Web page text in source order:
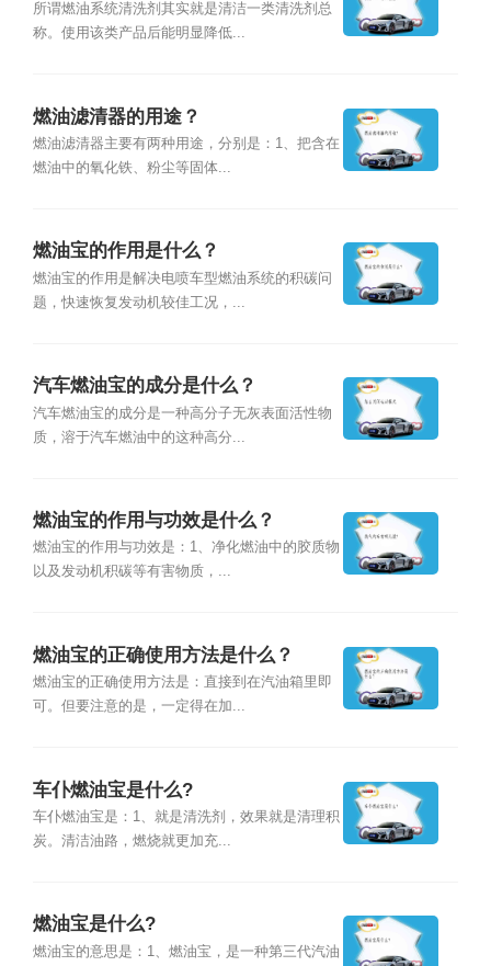
所谓燃油系统清洗剂其实就是清洁一类清洗剂总
称。使用该类产品后能明显降低...
燃油滤清器的用途？
燃油滤清器主要有两种用途，分别是：1、把含在
燃油中的氧化铁、粉尘等固体...
燃油宝的作用是什么？
燃油宝的作用是解决电喷车型燃油系统的积碳问
题，快速恢复发动机较佳工况，...
汽车燃油宝的成分是什么？
汽车燃油宝的成分是一种高分子无灰表面活性物
质，溶于汽车燃油中的这种高分...
燃油宝的作用与功效是什么？
燃油宝的作用与功效是：1、净化燃油中的胶质物
以及发动机积碳等有害物质，...
燃油宝的正确使用方法是什么？
燃油宝的正确使用方法是：直接到在汽油箱里即
可。但要注意的是，一定得在加...
车仆燃油宝是什么?
车仆燃油宝是：1、就是清洗剂，效果就是清理积
炭。清洁油路，燃烧就更加充...
燃油宝是什么?
燃油宝的意思是：1、燃油宝，是一种第三代汽油